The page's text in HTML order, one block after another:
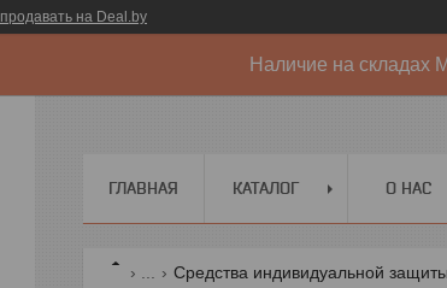
на Deal.by
Наличие на
ГЛАВНАЯ КАТАЛОГ О НАС
Средства индивидуальной защиты